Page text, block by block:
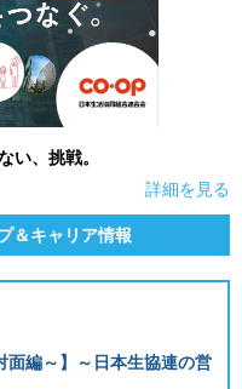
い、挑戦。
詳細を見る
＆キャリア情報
面編～】～日本生協連の営